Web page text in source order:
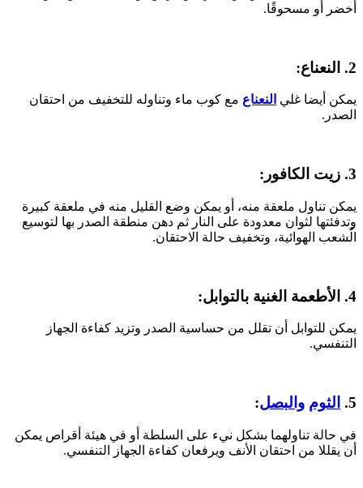
أخضر أو مسحوقًا.
2. النعناع:
يمكن أيضا غلي النعناع مع كوب ماء وتناوله للتخفيف من احتقان
الصدر.
3. زيت الكافور:
يمكن تناول ملعقة منه، أو يمكن وضع القليل منه في ملعقة كبيرة
وتدفئتها لثوان معدودة على النار ثم دهن منطقة الصدر بها لتوسيع
الُشعب الهوائية، وتخفيف حالة الاحتقان.
4. الأطعمة الغنية بالتوابل:
يمكن للتوابل أن تقلل من حساسية الصدر وتزيد كفاءة الجهاز
التنفسي.
5. الثوم والبصل:
في حالة تناولهما بشكل نيء على السلطة أو في هيئة أقراص يمكن
أن يقللا من احتقان الأنف ويرفعان كفاءة الجهاز التنفسي.